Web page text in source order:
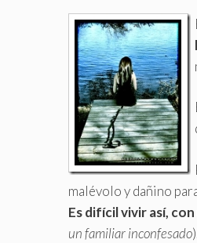
malévolo y dañino
Es difícil vivir así,
un familiar inconfesado